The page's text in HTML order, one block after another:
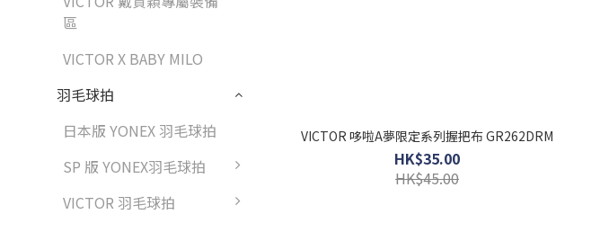
區
VICTOR X BABY MILO
羽毛球拍
日本版 YONEX 羽毛球拍
SP 版 YONEX羽毛球拍
VICTOR 羽毛球拍
VICTOR 哆啦A夢限定系列握把布 GR262DRM
HK$35.00
HK$45.00